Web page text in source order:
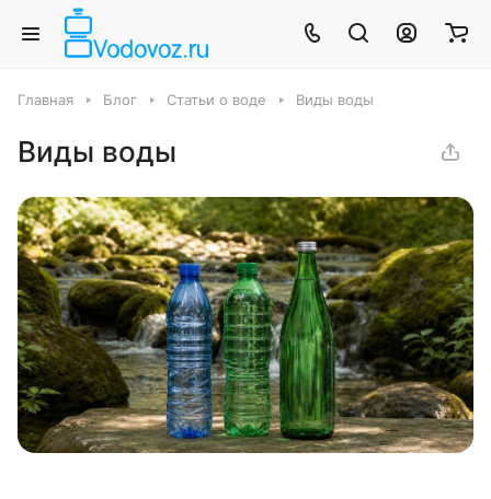
Главная Блог Статьи о воде Виды воды
Виды воды